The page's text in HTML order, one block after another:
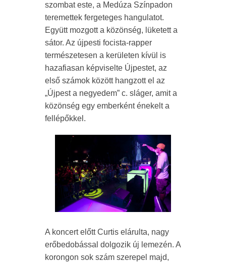
szombat este, a Medúza Színpadon
teremettek fergeteges hangulatot.
Együtt mozgott a közönség, lüketett a
sátor. Az újpesti focista-rapper
természetesen a kerületen kívül is
hazafiasan képviselte Újpestet, az
első számok között hangzott el az
„Újpest a negyedem” c. sláger, amit a
közönség egy emberként énekelt a
fellépőkkel.
A koncert előtt Curtis elárulta, nagy
erőbedobással dolgozik új lemezén. A
korongon sok szám szerepel majd,